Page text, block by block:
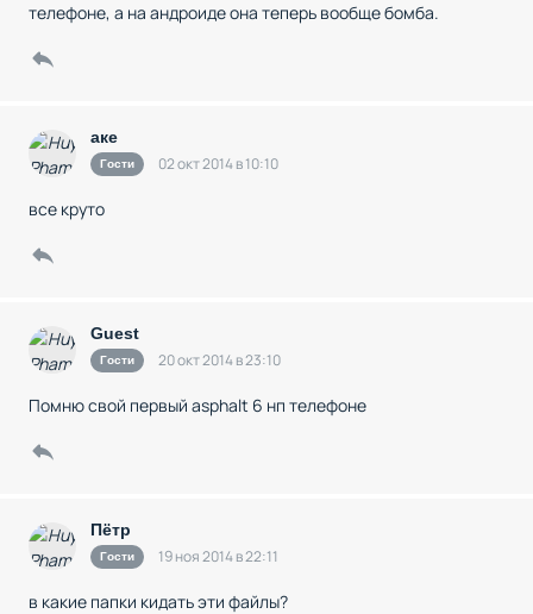
телефоне, а на андроиде она теперь вообще бомба.
аке
Гости 02 окт 2014 в 10:10
все круто
Guest
Гости 20 окт 2014 в 23:10
Помню свой первый asphalt 6 нп телефоне
Пётр
Гости 19 ноя 2014 в 22:11
в какие папки кидать эти файлы?